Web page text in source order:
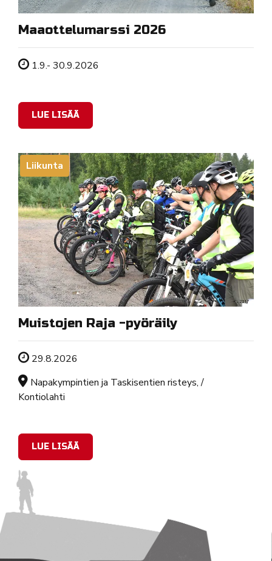
Maaottelumarssi 2026
Tapahtuman ajankohta
1.9.- 30.9.2026
LUE LISÄÄ
Liikunta
Muistojen Raja -pyöräily
Tapahtuman ajankohta
29.8.2026
Sijainti
Napakympintien ja Taskisentien risteys, /
Kontiolahti
LUE LISÄÄ